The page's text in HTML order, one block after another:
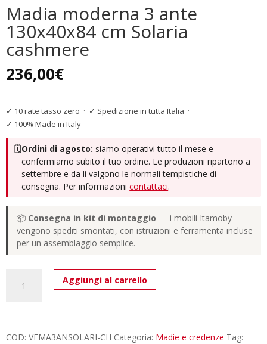
Madia moderna 3 ante
130x40x84 cm Solaria
cashmere
236,00€
✓ 10 rate tasso zero · ✓ Spedizione in tutta Italia ·
✓ 100% Made in Italy
🗓️Ordini di agosto: siamo operativi tutto il mese e
confermiamo subito il tuo ordine. Le produzioni ripartono a
settembre e da lì valgono le normali tempistiche di
consegna. Per informazionicontattaci.
📦 Consegna in kit di montaggio — i mobili Itamoby
vengono spediti smontati, con istruzioni e ferramenta incluse
per un assemblaggio semplice.
moderna
130x40x84
Aggiungi al carrello
COD: VEMA3ANSOLARI-CH Categoria: Madie e credenze Tag: